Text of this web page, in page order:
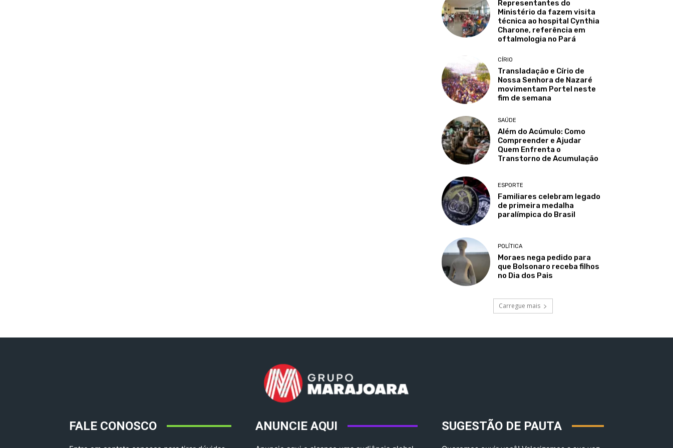
Representantes do
Ministério da fazem visita
técnica ao hospital Cynthia
Charone, referência em
oftalmologia no Pará
CÍRIO
Transladação e Círio de
Nossa Senhora de Nazaré
movimentam Portel neste
fim de semana
SAÚDE
Além do Acúmulo: Como
Compreender e Ajudar
Quem Enfrenta o
Transtorno de Acumulação
ESPORTE
Familiares celebram legado
de primeira medalha
paralímpica do Brasil
POLÍTICA
Moraes nega pedido para
que Bolsonaro receba filhos
no Dia dos Pais
Carregue mais
FALE CONOSCO ANUNCIE AQUI SUGESTÃO DE PAUTA